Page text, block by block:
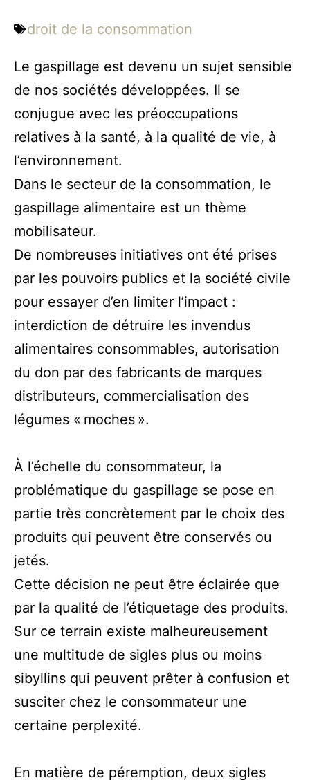
droit de la consommation
Le gaspillage est devenu un sujet sensible
de nos sociétés développées. Il se
conjugue avec les préoccupations
relatives à la santé, à la qualité de vie, à
l’environnement.
Dans le secteur de la consommation, le
gaspillage alimentaire est un thème
mobilisateur.
De nombreuses initiatives ont été prises
par les pouvoirs publics et la société civile
pour essayer d’en limiter l’impact :
interdiction de détruire les invendus
alimentaires consommables, autorisation
du don par des fabricants de marques
distributeurs, commercialisation des
légumes « moches ».
À l’échelle du consommateur, la
problématique du gaspillage se pose en
partie très concrètement par le choix des
produits qui peuvent être conservés ou
jetés.
Cette décision ne peut être éclairée que
par la qualité de l’étiquetage des produits.
Sur ce terrain existe malheureusement
une multitude de sigles plus ou moins
sibyllins qui peuvent prêter à confusion et
susciter chez le consommateur une
certaine perplexité.
En matière de péremption, deux sigles